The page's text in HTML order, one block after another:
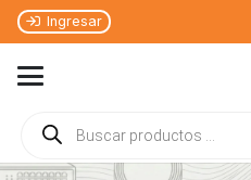
Ingresar
Búsqueda
de
productos